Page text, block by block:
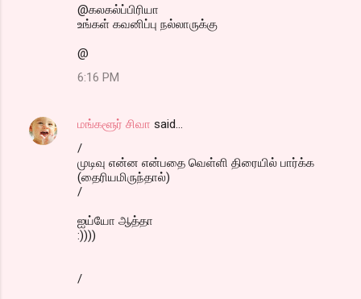
@கலகல்ப்பிரியா
உங்கள் கவனிப்பு நல்லாருக்கு
@
6:16 PM
மங்களூர் சிவா said…
/
முடிவு என்ன என்பதை வெள்ளி திரையில் பார்க்க
(தைரியமிருந்தால்)
/
ஐய்யோ ஆத்தா
:))))
/